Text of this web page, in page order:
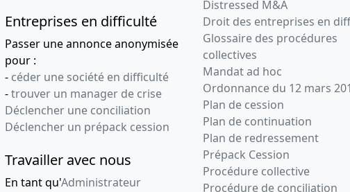
Entreprises en difficulté
Passer une annonce anonymisée
pour :
- céder une société en difficulté
-trouver un manager de crise
Déclencher une conciliation
Déclencher un prépack cession
Travailler avec nous
En tant qu'Administrateur
Distressed M&A
Droit des entreprises en
Glossaire des procédures
collectives
Mandat ad hoc
Ordonnance du 12 mars
Plan de cession
Plan de continuation
Plan de redressement
Prépack Cession
Procédure collective
Procédure de conciliation